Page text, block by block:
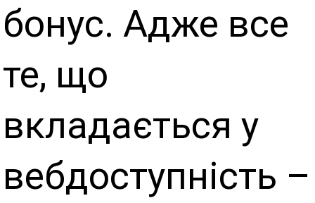
бонус. Адже все
те, що
вкладається у
вебдоступність –